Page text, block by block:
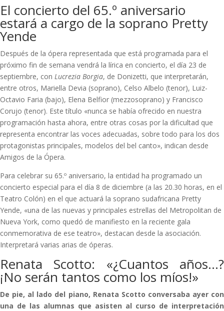
El concierto del 65.º aniversario
estará a cargo de la soprano Pretty
Yende
Después de la ópera representada que está programada para el
próximo fin de semana vendrá la lírica en concierto, el día 23 de
septiembre, con Lucrezia Borgia, de Donizetti, que interpretarán,
entre otros, Mariella Devia (soprano), Celso Albelo (tenor), Luiz-
Octavio Faria (bajo), Elena Belfior (mezzosoprano) y Francisco
Corujo (tenor). Este título «nunca se había ofrecido en nuestra
programación hasta ahora, entre otras cosas por la dificultad que
representa encontrar las voces adecuadas, sobre todo para los dos
protagonistas principales, modelos del bel canto», indican desde
Amigos de la Ópera.
Para celebrar su 65.º aniversario, la entidad ha programado un
concierto especial para el día 8 de diciembre (a las 20.30 horas, en el
Teatro Colón) en el que actuará la soprano sudafricana Pretty
Yende, «una de las nuevas y principales estrellas del Metropolitan de
Nueva York, como quedó de manifiesto en la reciente gala
conmemorativa de ese teatro», destacan desde la asociación.
Interpretará varias arias de óperas.
Renata Scotto: «¿Cuantos años…?
¡No serán tantos como los míos!»
De pie, al lado del piano, Renata Scotto conversaba ayer con
una de las alumnas que asisten al curso de interpretación